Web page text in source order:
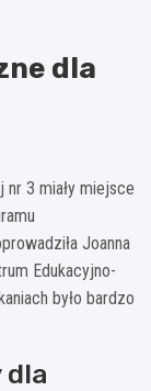
dla
3 miały miejsce
Joanna
Edukacyjno-
było bardzo